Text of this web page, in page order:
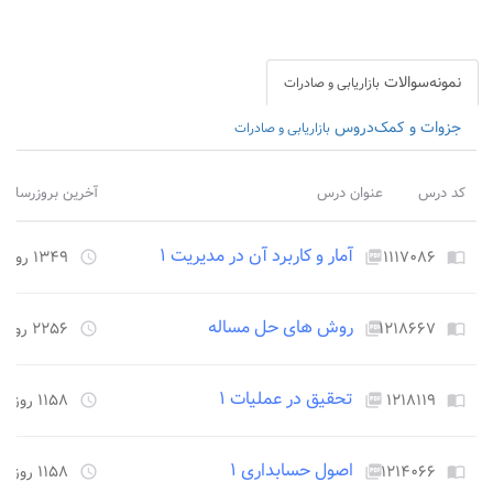
نمونه‌سوالات بازاریابی و صادرات
جزوات و کمک‌دروس بازاریابی و صادرات
کد درس عنوان درس آخرین بروزرسانی
import_contacts ۱۱۱۷۰۸۶picture_as_pdf آمار و کاربرد آن در مدیریت ۱ access_time ۱۳۴۹ روز قبل
import_contacts ۱۲۱۸۶۶۷picture_as_pdf روش های حل مساله access_time ۲۲۵۶ روز قبل
import_contacts ۱۲۱۸۱۱۹ picture_as_pdf تحقیق در عملیات ۱ access_time ۱۱۵۸ روز قبل
import_contacts ۱۲۱۴۰۶۶picture_as_pdf اصول حسابداری ۱ access_time ۱۱۵۸ روز قبل